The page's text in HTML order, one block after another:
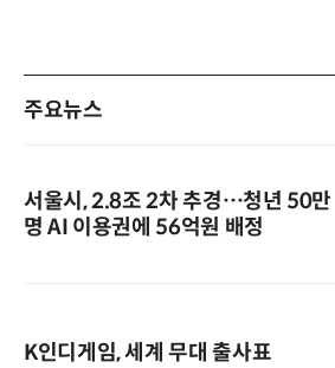
주요뉴스
서울시, 2.8조 2차 추경…청년 50만
명 AI 이용권에 56억원 배정
K인디게임, 세계 무대 출사표